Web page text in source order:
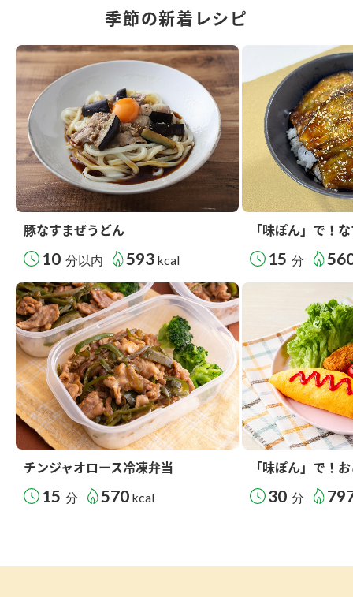
季節の新着レシピ
豚なすまぜうどん
10 分以内 593 kcal
「味ぽん」で！
15 分
チンジャオロース冷凍弁当
15 分 570 kcal
「味ぽん」で！
30 分